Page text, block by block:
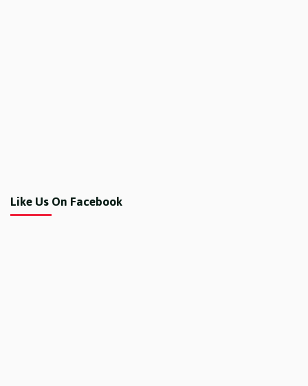
Like Us On Facebook